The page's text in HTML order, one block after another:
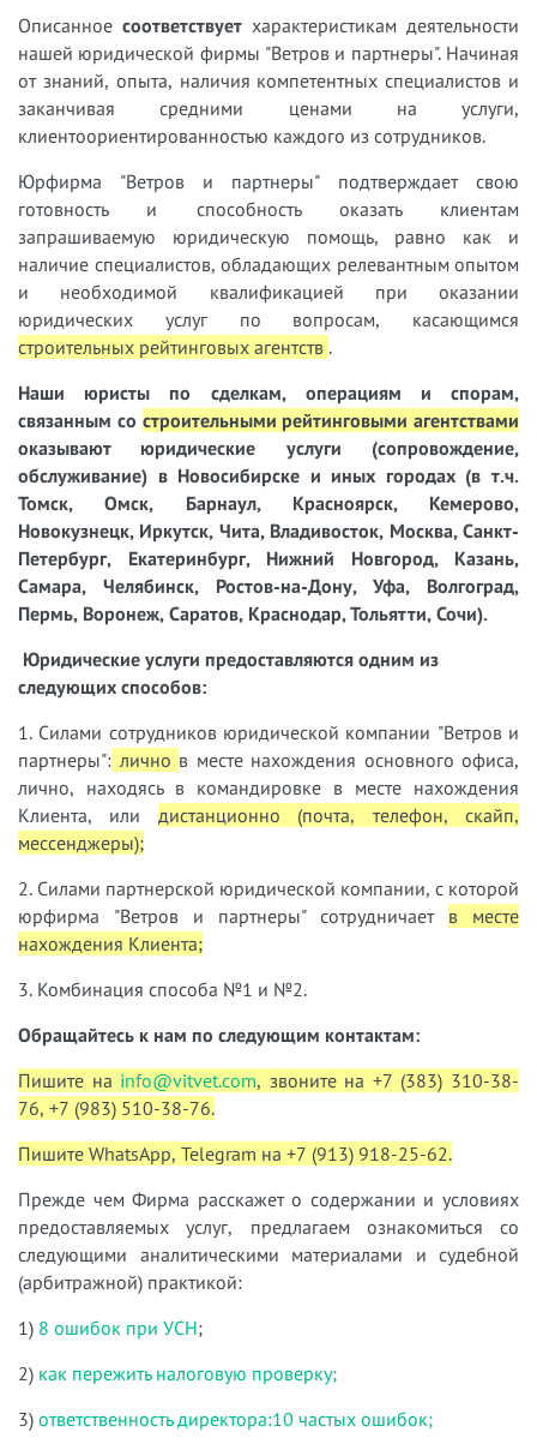
Описанное соответствует характеристикам деятельности
нашей юридической фирмы "Ветров и партнеры". Начиная
от знаний, опыта, наличия компетентных специалистов и
заканчивая средними ценами на услуги,
клиентоориентированностью каждого из сотрудников.
Юрфирма "Ветров и партнеры" подтверждает свою
готовность и способность оказать клиентам
запрашиваемую юридическую помощь, равно как и
наличие специалистов, обладающих релевантным опытом
и необходимой квалификацией при оказании
юридических услуг по вопросам, касающимся
строительных рейтинговых агентств .
Наши юристы
по сделкам, операциям и спорам,
связанным со строительными рейтинговыми агентствами
оказывают юридические услуги (сопровождение,
обслуживание) в Новосибирске и иных городах (в т.ч.
Томск, Омск, Барнаул, Красноярск, Кемерово,
Новокузнецк, Иркутск, Чита, Владивосток, Москва, Санкт-
Петербург, Екатеринбург, Нижний Новгород, Казань,
Самара, Челябинск, Ростов-на-Дону, Уфа, Волгоград,
Пермь, Воронеж, Саратов, Краснодар, Тольятти, Сочи).
Юридические услуги предоставляются одним из
следующих способов:
1. Силами сотрудников юридической компании "Ветров и
партнеры": лично в месте нахождения основного офиса,
лично, находясь в командировке в месте нахождения
Клиента, или дистанционно (почта, телефон, скайп,
мессенджеры);
2. Силами партнерской юридической компании, с которой
юрфирма "Ветров и партнеры" сотрудничает в месте
нахождения Клиента;
3. Комбинация способа №1 и №2.
Обращайтесь к нам по следующим контактам:
Пишите на info@vitvet.com, звоните на +7 (383) 310-38-
76, +7 (983) 510-38-76.
Пишите WhatsApp, Telegram на +7 (913) 918-25-62.
Прежде чем Фирма расскажет о содержании и условиях
предоставляемых услуг, предлагаем ознакомиться со
следующими аналитическими материалами и судебной
(арбитражной) практикой:
1) 8 ошибок при УСН;
2) как пережить налоговую проверку;
3) ответственность директора:10 частых ошибок;